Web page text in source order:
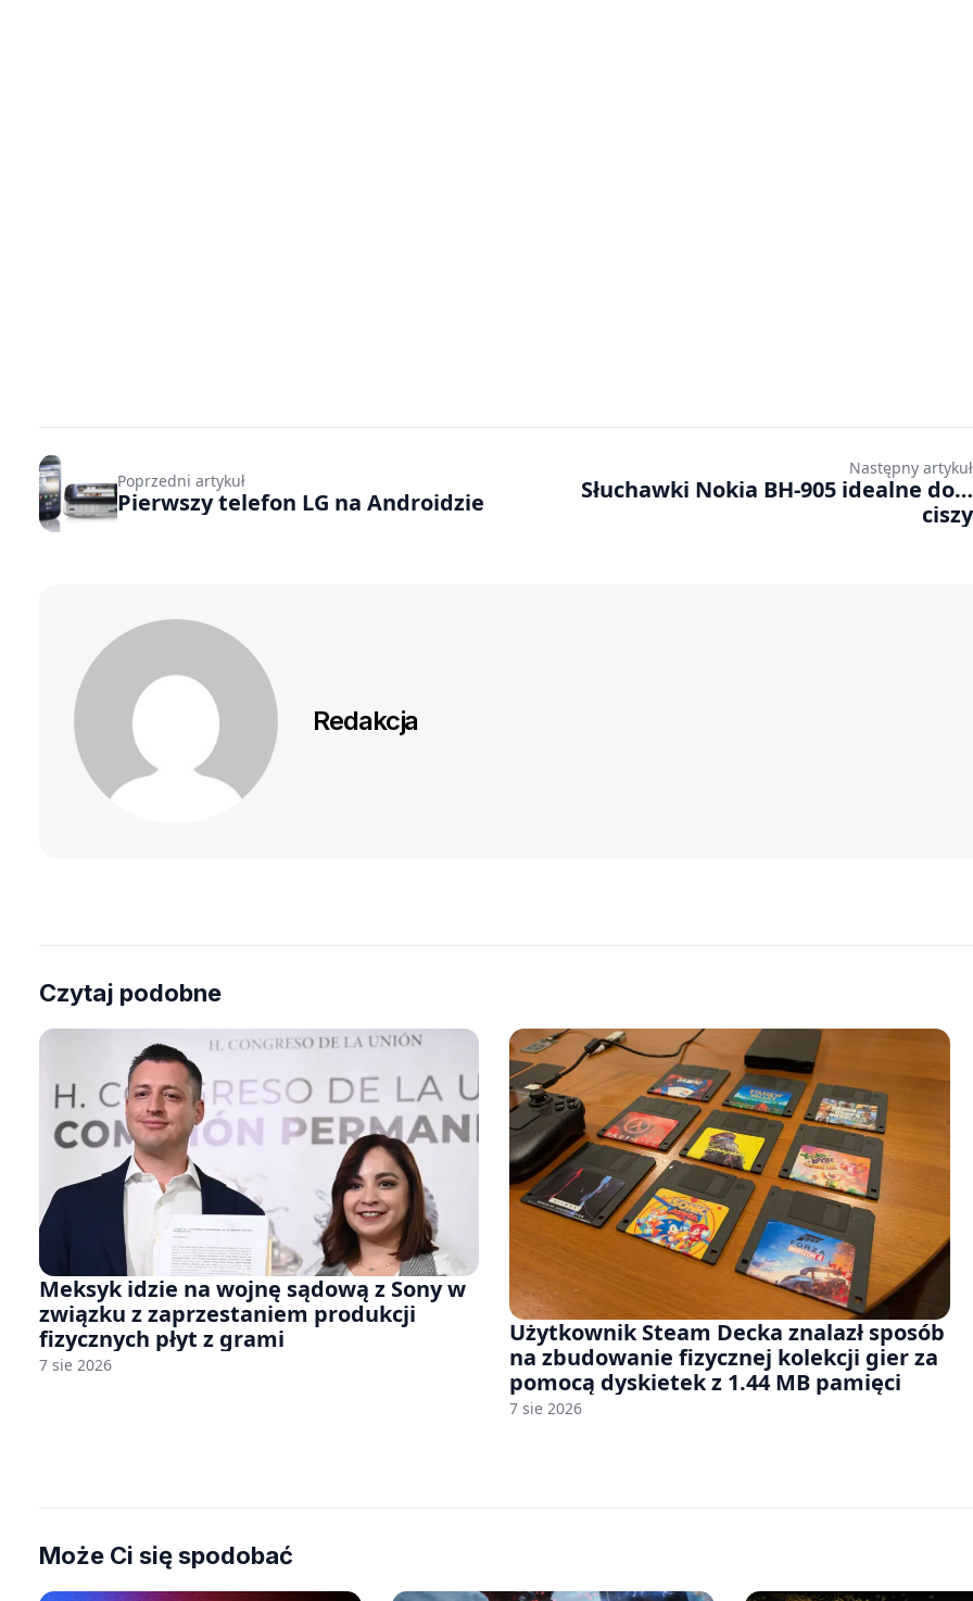
Poprzedni artykuł
Pierwszy telefon LG na Androidzie
Następny artykuł
Słuchawki Nokia BH-905 idealne do…
ciszy
Redakcja
Czytaj podobne
Meksyk idzie na wojnę sądową z Sony w
związku z zaprzestaniem produkcji
fizycznych płyt z grami
7 sie 2026
Użytkownik Steam Decka znalazł sposób
na zbudowanie fizycznej kolekcji gier za
pomocą dyskietek z 1.44 MB pamięci
7 sie 2026
Może Ci się spodobać